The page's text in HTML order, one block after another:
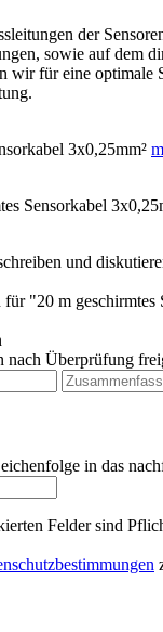
der
sowie auf dem
wir für eine optimale
3x0,25mm²
Sensorkabel
und
"20 m geschirmtes
nach Überprüfung
in das
Felder sind